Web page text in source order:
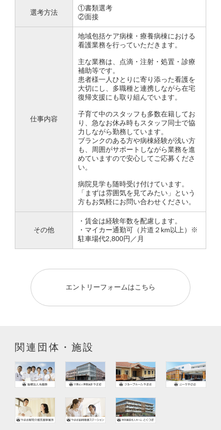
選考方法
①書類選考
②面接
仕事内容
地域包括ケア病棟・療養病棟における
看護業務を行っていただきます。
主な業務は、点滴・注射・処置・診療
補助等です。
患者様一人ひとりに寄り添った看護を
大切にし、多職種と連携しながら在宅
復帰支援にも取り組んでいます。
子育て中のスタッフも多数在籍してお
り、急なお休み時もスタッフ同士で協
力しながら勤務しています。
ブランクのある方や病棟経験が浅い方
も、周囲がサポートしながら業務を進
めていますので安心してご応募くださ
い。
病院見学も随時受け付けています。
「まずは雰囲気を見てみたい」という
方もお気軽にお問い合わせください。
その他
・賃金は経験年数を配慮します。
・マイカー通勤可（片道２km以上）※
駐車場代2,800円／月
エントリーフォームはこちら
関連団体・施設